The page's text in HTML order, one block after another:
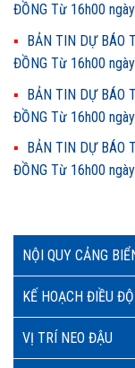
NỘI QUY CẢNG
KẾ HOẠCH ĐIỀU
VỊ TRÍ NEO ĐẬU
ĐỒNG Từ 16h00
BẢN TIN DỰ BÁO
ĐỒNG Từ 16h00
BẢN TIN DỰ BÁO
ĐỒNG Từ 16h00
BẢN TIN DỰ BÁO
ĐỒNG Từ 16h00